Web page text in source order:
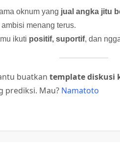
oknum yang jual angka jitu
menang terus.
ikuti positif, suportif, dan
buatkantemplate diskusi
prediksi. Mau? Namatoto